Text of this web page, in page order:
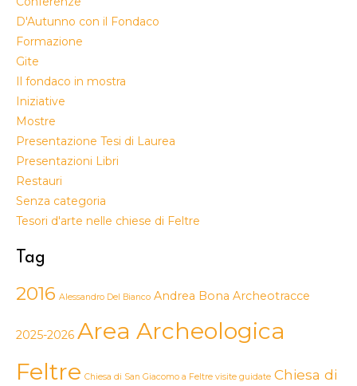
D'Autunno con il Fondaco
Formazione
Gite
Il fondaco in mostra
Iniziative
Mostre
Presentazione Tesi di Laurea
Presentazioni Libri
Restauri
Senza categoria
Tesori d'arte nelle chiese di Feltre
Tag
2016 Alessandro Del Bianco Andrea Bona Archeotracce
2025-2026 Area Archeologica
Feltre Chiesa di San Giacomo a Feltre visite guidate Chiesa di